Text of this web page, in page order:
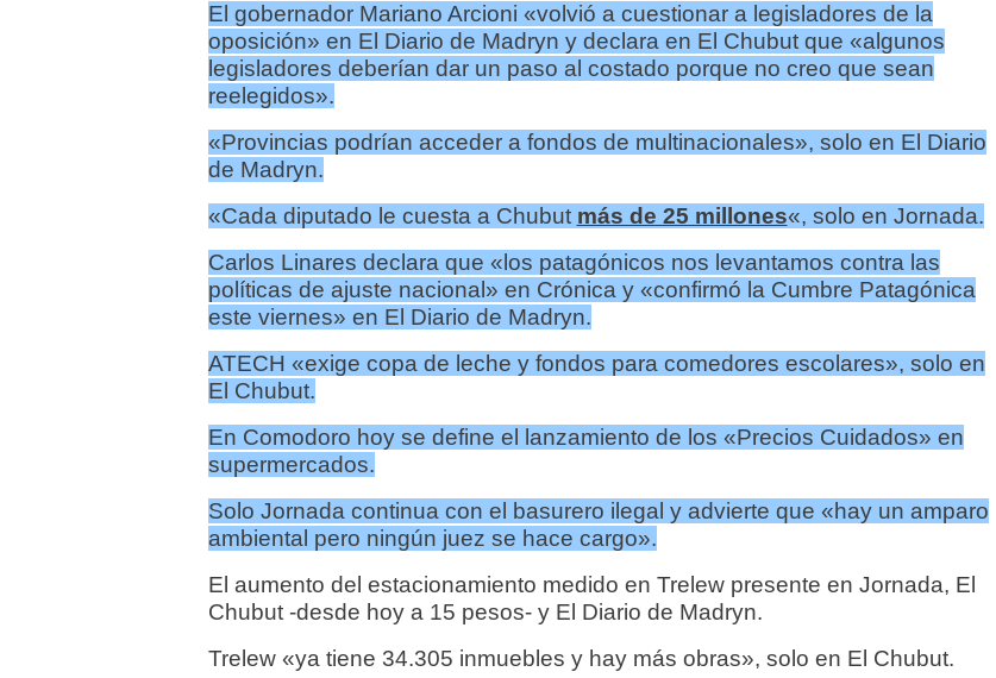
El gobernador Mariano Arcioni «volvió a cuestionar a legisladores de la
oposición» en El Diario de Madryn y declara en El Chubut que «algunos
legisladores deberían dar un paso al costado porque no creo que sean
reelegidos».
«Provincias podrían acceder a fondos de multinacionales», solo en El Diario
de Madryn.
«Cada diputado le cuesta a Chubut más de 25 millones«, solo en Jornada.
Carlos Linares declara que «los patagónicos nos levantamos contra las
políticas de ajuste nacional» en Crónica y «confirmó la Cumbre Patagónica
este viernes» en El Diario de Madryn.
ATECH «exige copa de leche y fondos para comedores escolares», solo en
El Chubut.
En Comodoro hoy se define el lanzamiento de los «Precios Cuidados» en
supermercados.
Solo Jornada continua con el basurero ilegal y advierte que «hay un amparo
ambiental pero ningún juez se hace cargo».
El aumento del estacionamiento medido en Trelew presente en Jornada, El
Chubut -desde hoy a 15 pesos- y El Diario de Madryn.
Trelew «ya tiene 34.305 inmuebles y hay más obras», solo en El Chubut.